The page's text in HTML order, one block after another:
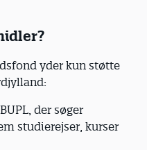
yder kun støtte
der søger
studierejser, kurser